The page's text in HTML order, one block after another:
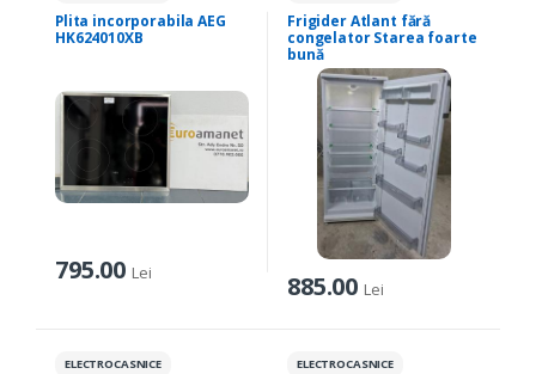
Plita incorporabila AEG
HK624010XB
795.00 Lei
Frigider Atlant fără
congelator Starea foarte
bună
885.00 Lei
ELECTROCASNICE ELECTROCASNICE